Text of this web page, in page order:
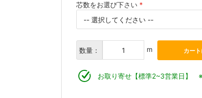
芯数をお選び下さい
数量： m カー
お取り寄せ【標準2~3営業日】